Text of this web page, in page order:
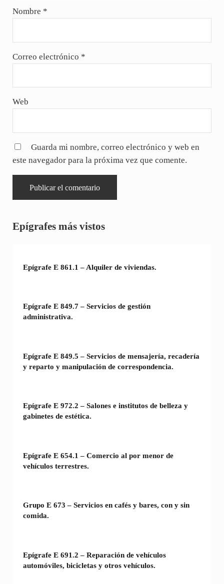
Nombre *
Correo electrónico *
Web
Guarda mi nombre, correo electrónico y web en
este navegador para la próxima vez que comente.
Sidebar
Epígrafes más vistos
Epígrafe E 861.1 – Alquiler de viviendas.
Epígrafe E 849.7 – Servicios de gestión
administrativa.
Epígrafe E 849.5 – Servicios de mensajería, recadería
y reparto y manipulación de correspondencia.
Epígrafe E 972.2 – Salones e institutos de belleza y
gabinetes de estética.
Epígrafe E 654.1 – Comercio al por menor de
vehículos terrestres.
Grupo E 673 – Servicios en cafés y bares, con y sin
comida.
Epígrafe E 691.2 – Reparación de vehículos
automóviles, bicicletas y otros vehículos.